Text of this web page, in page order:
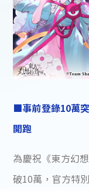
■事前登錄10萬
開跑
為慶祝《東方幻
破10萬，官方特